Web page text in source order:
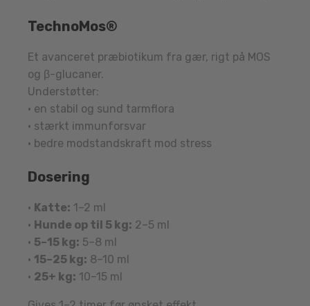
TechnoMos®
Et avanceret præbiotikum fra gær, rigt på MOS
og β-glucaner.
Understøtter:
• en stabil og sund tarmflora
• stærkt immunforsvar
• bedre modstandskraft mod stress
Dosering
• Katte: 1–2 ml
• Hunde op til 5 kg: 2–5 ml
• 5–15 kg: 5–8 ml
• 15–25 kg: 8–10 ml
• 25+ kg: 10–15 ml